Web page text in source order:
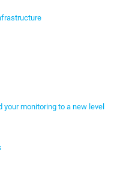
your monitoring to a new level